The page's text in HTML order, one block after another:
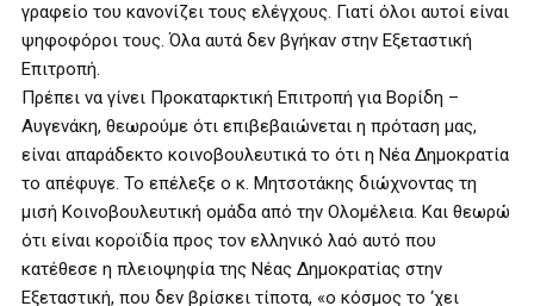
γραφείο του κανονίζει τους ελέγχους. Γιατί όλοι αυτοί είναι
ψηφοφόροι τους. Όλα αυτά δεν βγήκαν στην Εξεταστική
Επιτροπή.
Πρέπει να γίνει Προκαταρκτική Επιτροπή για Βορίδη –
Αυγενάκη, θεωρούμε ότι επιβεβαιώνεται η πρόταση μας,
είναι απαράδεκτο κοινοβουλευτικά το ότι η Νέα Δημοκρατία
το απέφυγε. Το επέλεξε ο κ. Μητσοτάκης διώχνοντας τη
μισή Κοινοβουλευτική ομάδα από την Ολομέλεια. Και θεωρώ
ότι είναι κοροϊδία προς τον ελληνικό λαό αυτό που
κατέθεσε η πλειοψηφία της Νέας Δημοκρατίας στην
Εξεταστική, που δεν βρίσκει τίποτα, «ο κόσμος το ‘χει